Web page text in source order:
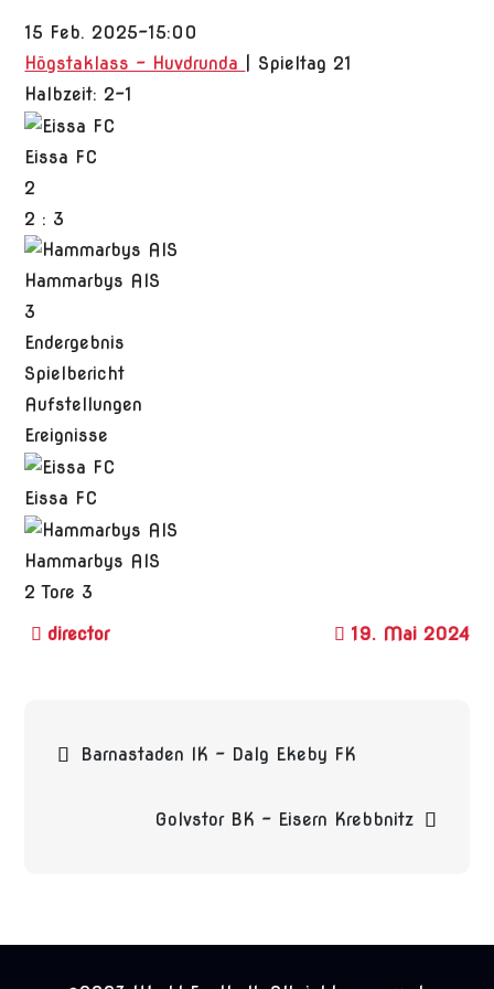
15 Feb. 2025-15:00
Högstaklass - Huvdrunda
| Spieltag 21
Halbzeit: 2-1
Eissa FC
2
2 : 3
Hammarbys AIS
3
Endergebnis
Spielbericht
Aufstellungen
Ereignisse
Eissa FC
Hammarbys AIS
2 Tore 3
19. Mai 2024
Barnastaden IK – Dalg Ekeby FK
Golvstor BK – Eisern Krebbnitz